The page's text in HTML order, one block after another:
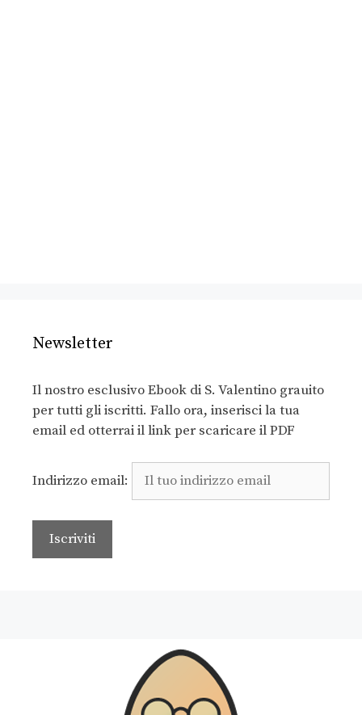
Newsletter
Il nostro esclusivo Ebook di S. Valentino grauito
per tutti gli iscritti. Fallo ora, inserisci la tua
email ed otterrai il link per scaricare il PDF
Indirizzo email: